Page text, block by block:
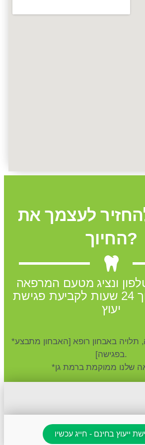
להחזיר לעצמך את
החיוך?
ונציג מטעם המרפאה
יחזור אליך תוך 24 שעות לקביעת פגישת
יעוץ
*ההתאמה להשתלה, תלויה באבחון רופא [האבחון מתבצע
בפגישה].